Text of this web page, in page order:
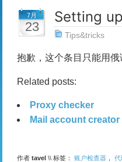
7月
23
Setting
Tips&tricks
抱歉，这个条目只能用俄
Related posts:
Proxy checker
Mail account creator
作者 tavel \\ 标签： 账户检查器 ， 代